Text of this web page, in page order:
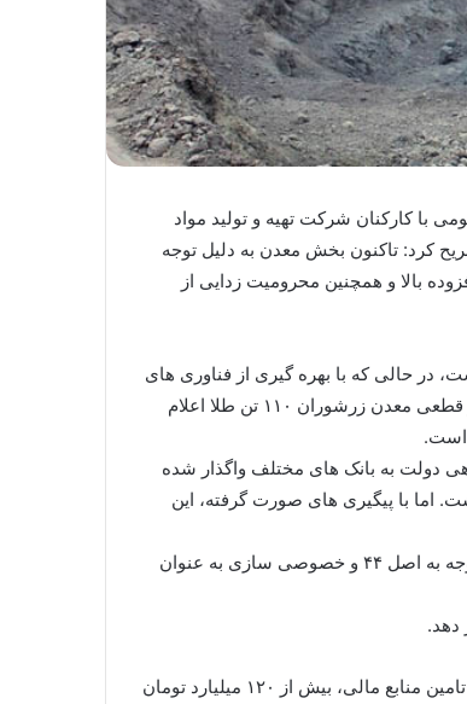
با کارکنان شرکت تهیه و تولید مواد
مطرح شده از سوی مقام معظم رهبری به عنوان یک رویداد ارزشمند طی ۲ سال جاری، تصریح کرد: تاکنون بخش معدن به دلیل توجه
بالا و همچنین محرومیت زدایی از
کشور، تنها ۱۰۰ هزار کیلومتر مربع به عمق متوسط ۳۰۰ متر اکتشاف شده است، در حالی که با بهره گیری از فناوری های
نوین، در همین میزان اکتشاف صورت گرفته، امکان دستیابی به ذخایر بیشتر وجود خواهد داشت. به عنوان مثال، با روش های کنونی، ذخایر قطعی معدن زرشوران ۱۱۰ تن طلا اعلام
دیون و بدهی دولت به بانک های مختلف واگذار شده
اما با پیگیری های صورت گرفته، این
وی ادامه داد: شرکت تهیه و تولید برای دستیابی به جایگاه واقعی خود در حوزه معدن، باید چابک تر، فعال تر و پویاتر عمل کند. همچنین، با توجه به اصل ۴۴ و خصوصی سازی به عنوان
دهد.
رئیس هیات عامل ایمیدرو با اشاره به اهمیت موضوع اکتشاف خاطرنشان کرد: این سازمان در سال گذشته با وجود شرایط سخت حاکم بر تامین منابع مالی، بیش از ۱۲۰ میلیارد تومان